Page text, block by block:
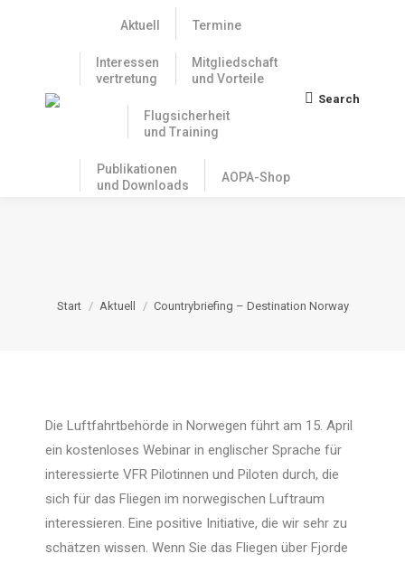
Aktuell Termine
Interessen
vertretung
Mitgliedschaft
und Vorteile
Flugsicherheit
und Training
Publikationen
und Downloads
AOPA-Shop
Search:
Search
Sie befinden sich hier:
Start Aktuell Countrybriefing – Destination Norway
Die Luftfahrtbehörde in Norwegen führt am 15. April
ein kostenloses Webinar in englischer Sprache für
interessierte VFR Pilotinnen und Piloten durch, die
sich für das Fliegen im norwegischen Luftraum
interessieren. Eine positive Initiative, die wir sehr zu
schätzen wissen. Wenn Sie das Fliegen über Fjorde